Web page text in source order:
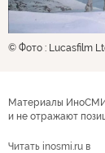
© Фото : Lucasfilm
Материалы ИноСМИ
и не отражают
Читать inosmi.ru в